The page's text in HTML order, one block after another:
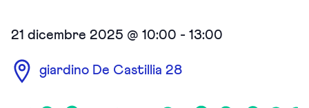
21 dicembre 2025 @ 10:00 - 13:00
giardino De Castillia 28